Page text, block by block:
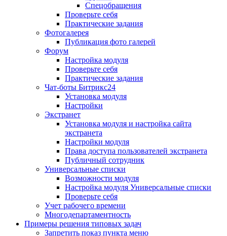
Спецобращения
Проверьте себя
Практические задания
Фотогалерея
Публикация фото галерей
Форум
Настройка модуля
Проверьте себя
Практические задания
Чат-боты Битрикс24
Установка модуля
Настройки
Экстранет
Установка модуля и настройка сайта
экстранета
Настройки модуля
Права доступа пользователей экстранета
Публичный сотрудник
Универсальные списки
Возможности модуля
Настройка модуля Универсальные списки
Проверьте себя
Учет рабочего времени
Многодепартаментность
Примеры решения типовых задач
Запретить показ пункта меню